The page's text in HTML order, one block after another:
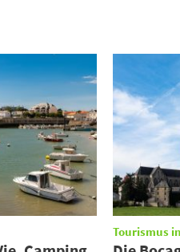
Tourismus